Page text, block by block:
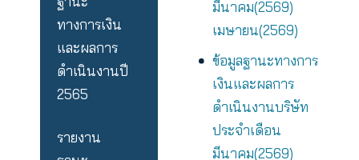
ทางการเงิน
และผลการ
ดำเนินงานปี
2566
มีนาคม(2569)
ดำเนินงานบริ
ประจำเดือน